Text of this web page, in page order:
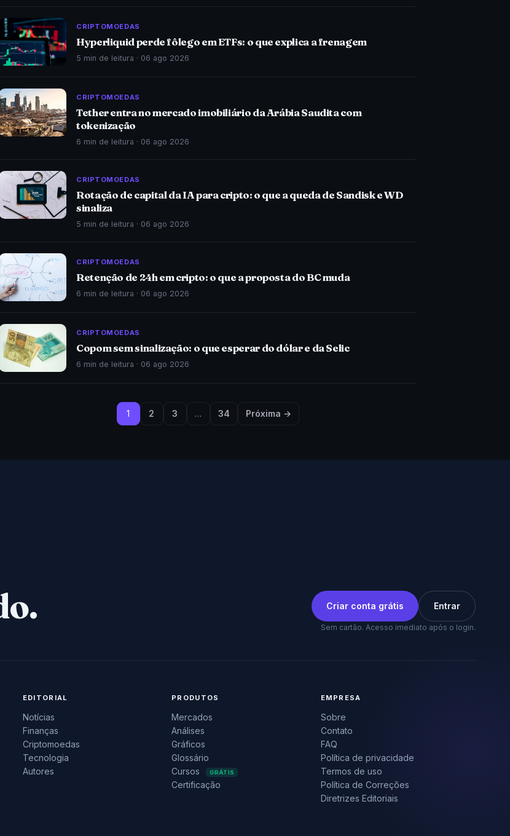
CRIPTOMOEDAS
Hyperliquid perde fôlego em ETFs: o que explica a frenagem
5 min de leitura · 06 ago 2026
CRIPTOMOEDAS
Tether entra no mercado imobiliário da Arábia Saudita com
tokenização
6 min de leitura · 06 ago 2026
CRIPTOMOEDAS
Rotação de capital da IA para cripto: o que a queda de Sandisk e WD
sinaliza
5 min de leitura · 06 ago 2026
CRIPTOMOEDAS
Retenção de 24h em cripto: o que a proposta do BC muda
6 min de leitura · 06 ago 2026
CRIPTOMOEDAS
Copom sem sinalização: o que esperar do dólar e da Selic
6 min de leitura · 06 ago 2026
1 2 3 … 34 Próxima →
Criar conta grátis Entrar
Sem cartão. Acesso imediato após o login.
EDITORIAL
Notícias
Finanças
Criptomoedas
Tecnologia
Autores
PRODUTOS
Mercados
Análises
Gráficos
Glossário
Cursos
GRÁTIS
Certificação
EMPRESA
Sobre
Contato
FAQ
Política de privacidade
Termos de uso
Política de Correções
Diretrizes Editoriais